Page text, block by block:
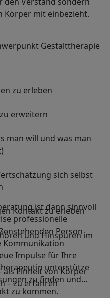
Körper mit einbezieht.
Gestalttherapie
zu erleben
erweitern
man will und was man
sich selbst
Kontakt zu erleben
und Hinspüren im
als Einheit von Körper
– zu erfahren
ist dann sinnvoll
professionelle
Person
Kommunikation
Impulse für Ihre
unterstütze
zu finden und
zu kommen.